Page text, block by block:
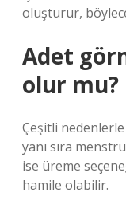
oluşturur,
Adet
olur mu?
Çeşitli
yanı sıra
ise üreme
hamile olabilir.